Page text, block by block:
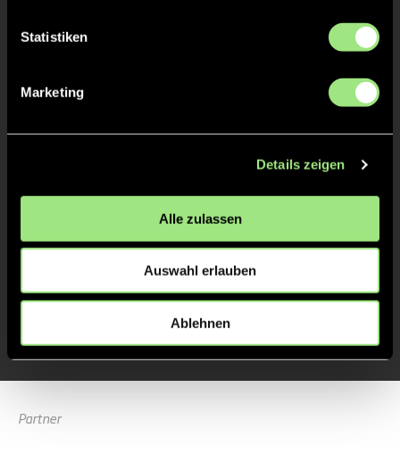
Statistiken
Marketing
Details zeigen
Alle zulassen
Auswahl erlauben
Ablehnen
2:0 2’
Zur Startseite
Partner